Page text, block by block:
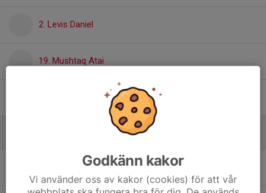
2. Levis Daniel
19. Mushtaq Atai
Abdurhaman Mahamud
Godkänn kakor
Vi använder oss av kakor (cookies) för att vår